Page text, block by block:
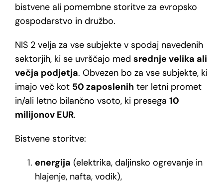
bistvene ali pomembne storitve za evropsko
gospodarstvo in družbo.
NIS 2 velja za vse subjekte v spodaj navedenih
sektorjih, ki se uvrščajo med srednje velika ali
večja podjetja. Obvezen bo za vse subjekte, ki
imajo več kot 50 zaposlenih ter letni promet
in/ali letno bilančno vsoto, ki presega 10
milijonov EUR.
Bistvene storitve:
energija (elektrika, daljinsko ogrevanje in
hlajenje, nafta, vodik),